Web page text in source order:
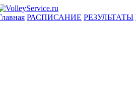
РАСПИСАНИЕ РЕЗУЛЬТАТЫ